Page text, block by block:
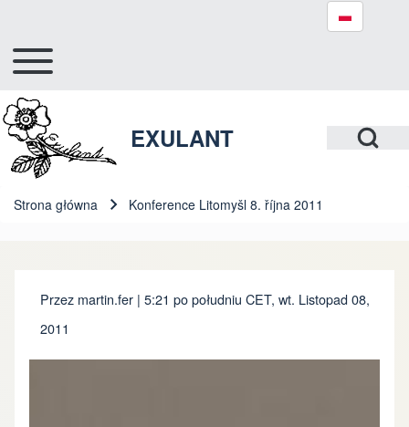
Close search
Hlavní navigace
Toggle main menu
Open Search
EXULANT
Ścieżka nawigacyjna
Strona główna Konference Litomyšl 8. října 2011
Przez martin.fer | 5:21 po południu CET, wt. Listopad 08,
2011